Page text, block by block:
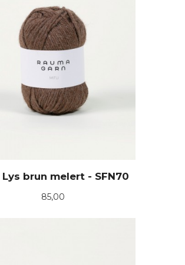
brun melert - SFN70
Pris
85,00